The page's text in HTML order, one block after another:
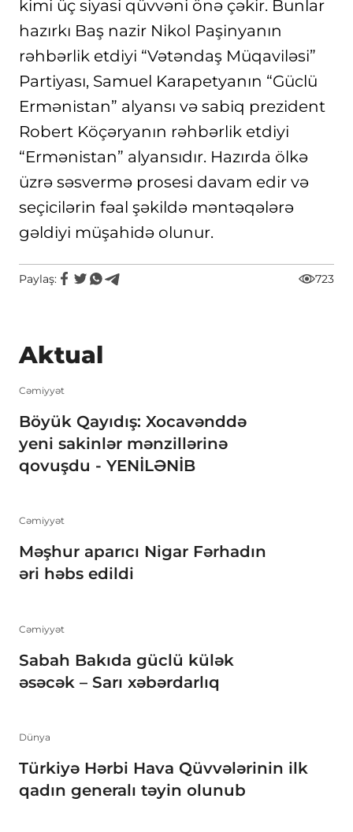
kimi üç siyasi qüvvəni önə çəkir. Bunlar
hazırkı Baş nazir Nikol Paşinyanın
rəhbərlik etdiyi “Vətəndaş Müqaviləsi”
Partiyası, Samuel Karapetyanın “Güclü
Ermənistan” alyansı və sabiq prezident
Robert Köçəryanın rəhbərlik etdiyi
“Ermənistan” alyansıdır. Hazırda ölkə
üzrə səsvermə prosesi davam edir və
seçicilərin fəal şəkildə məntəqələrə
gəldiyi müşahidə olunur.
Paylaş: 723
Aktual
Cəmiyyət
Böyük Qayıdış: Xocavənddə
yeni sakinlər mənzillərinə
qovuşdu - YENİLƏNİB
Cəmiyyət
Məşhur aparıcı Nigar Fərhadın
əri həbs edildi
Cəmiyyət
Sabah Bakıda güclü külək
əsəcək – Sarı xəbərdarlıq
Dünya
Türkiyə Hərbi Hava Qüvvələrinin ilk
qadın generalı təyin olunub